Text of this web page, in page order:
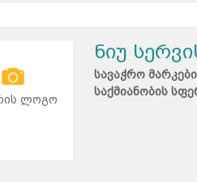
ლოგო
ნიუ
სავაჭრო
საქმიანობის